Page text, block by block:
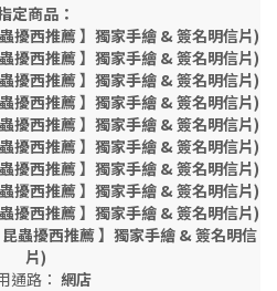
定商品：
擾西推薦 】獨家手繪 & 簽名明信片)
擾西推薦 】獨家手繪 & 簽名明信片)
擾西推薦 】獨家手繪 & 簽名明信片)
擾西推薦 】獨家手繪 & 簽名明信片)
擾西推薦 】獨家手繪 & 簽名明信片)
擾西推薦 】獨家手繪 & 簽名明信片)
擾西推薦 】獨家手繪 & 簽名明信片)
擾西推薦 】獨家手繪 & 簽名明信片)
擾西推薦 】獨家手繪 & 簽名明信片)
蟲擾西推薦 】獨家手繪 & 簽名明信
片)
通路： 網店